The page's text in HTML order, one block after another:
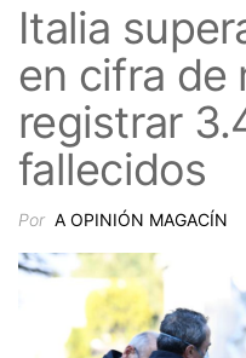
Italia
en cifra de
registrar
fallecidos
Por A OPINIÓN MAGACÍN